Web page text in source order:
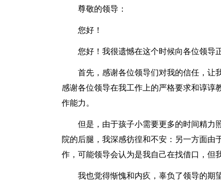
尊敬的领导：
您好！
您好！我很遗憾在这个时候向各位领导
首先，感谢各位领导们对我的信任，让
感谢各位领导在我工作上的严格要求和谆谆
作能力。
但是，由于孩子小需要更多的时间精力
院的后腿，我深感彷徨和不安：另一方面由
作，可能领导会认为是我自己在找借口，但
我也觉得惭愧和内疚，辜负了领导的期